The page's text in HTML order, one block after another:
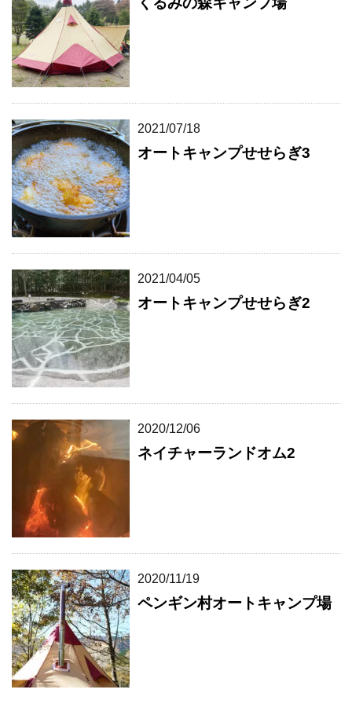
2021/07/18
オートキャンプせせらぎ3
2021/04/05
オートキャンプせせらぎ2
2020/12/06
ネイチャーランドオム2
2020/11/19
ペンギン村オートキャンプ場